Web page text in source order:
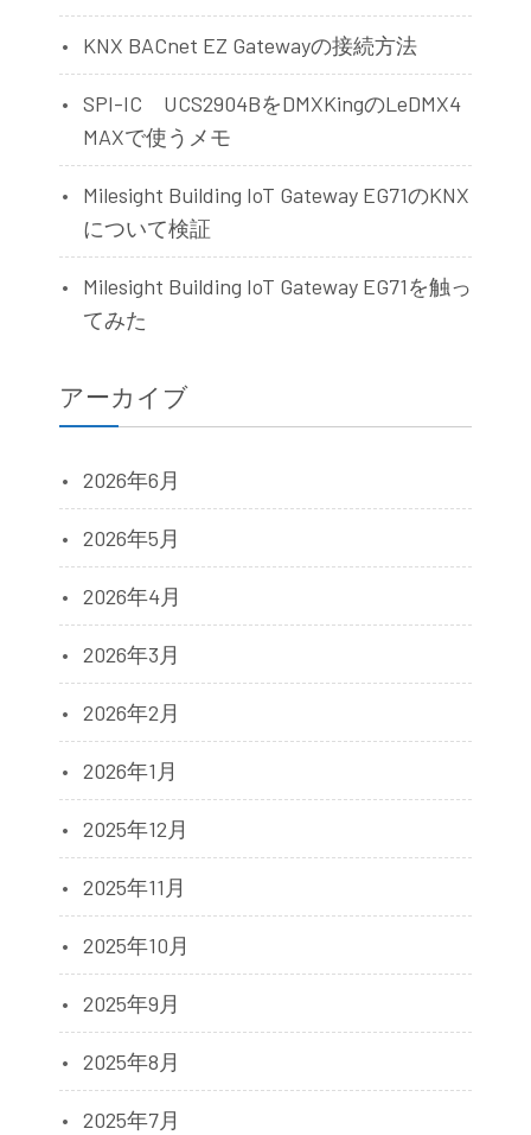
KNX BACnet EZ Gatewayの接続方法
SPI-IC UCS2904BをDMXKingのLeDMX4
MAXで使うメモ
Milesight Building IoT Gateway EG71のKNX
について検証
Milesight Building IoT Gateway EG71を触っ
てみた
アーカイブ
2026年6月
2026年5月
2026年4月
2026年3月
2026年2月
2026年1月
2025年12月
2025年11月
2025年10月
2025年9月
2025年8月
2025年7月